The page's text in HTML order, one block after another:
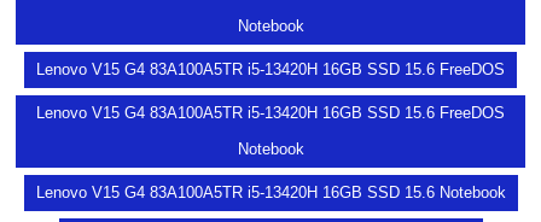
Notebook
Lenovo V15 G4 83A100A5TR i5-13420H 16GB SSD 15.6 FreeDOS
Lenovo V15 G4 83A100A5TR i5-13420H 16GB SSD 15.6 FreeDOS
Notebook
Lenovo V15 G4 83A100A5TR i5-13420H 16GB SSD 15.6 Notebook